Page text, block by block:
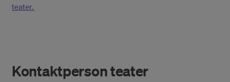
teater.
Kontaktperson teater